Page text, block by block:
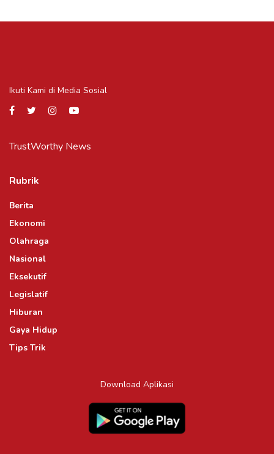
Ikuti Kami di Media Sosial
TrustWorthy News
Rubrik
Berita
Ekonomi
Olahraga
Nasional
Eksekutif
Legislatif
Hiburan
Gaya Hidup
Tips Trik
Download Aplikasi